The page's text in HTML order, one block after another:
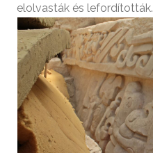
elolvasták és lefordították.